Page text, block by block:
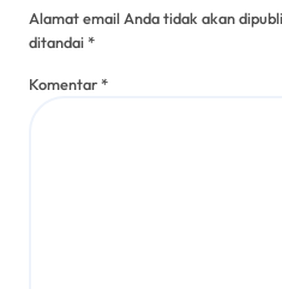
Alamat email Anda tidak akan
ditandai*
Komentar*